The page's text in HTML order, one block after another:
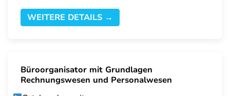
WEITERE DETAILS →
Büroorganisator mit Grundlagen
Rechnungswesen und Personalwesen